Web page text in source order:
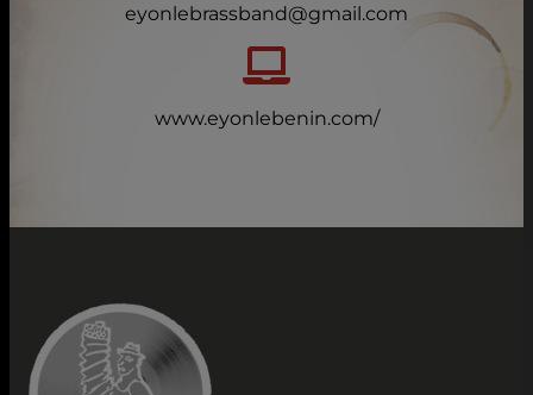
eyonlebrassband@gmail.com
www.eyonlebenin.com/